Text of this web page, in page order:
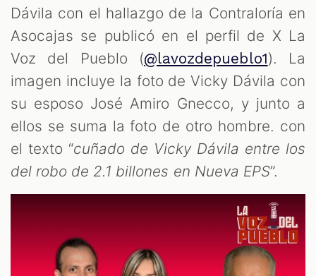
Dávila con el hallazgo de la Contraloría en
Asocajas se publicó en el perfil de X La
Voz del Pueblo (@lavozdepueblo1). La
imagen incluye la foto de Vicky Dávila con
su esposo José Amiro Gnecco, y junto a
ellos se suma la foto de otro hombre. con
el texto “cuñado de Vicky Dávila entre los
del robo de 2.1 billones en Nueva EPS”.